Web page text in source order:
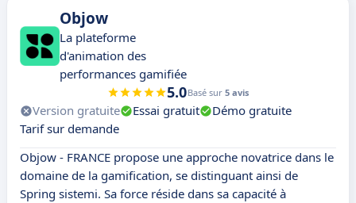
Objow
La plateforme
d'animation des
performances gamifiée
5.0Basé sur 5 avis
Version gratuite Essai gratuit
Démo gratuite
Tarif sur demande
Objow - FRANCE propose une approche novatrice dans le
domaine de la gamification, se distinguant ainsi de
Spring sistemi. Sa force réside dans sa capacité à